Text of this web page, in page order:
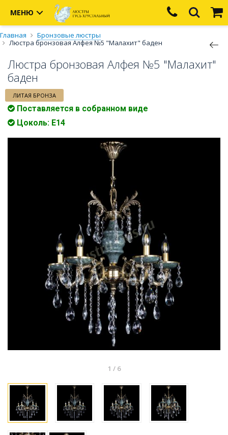
МЕНЮ
Главная
Бронзовые люстры
Люстра бронзовая Алфея №5 "Малахит" баден
Люстра бронзовая Алфея №5 "Малахит"
баден
ЛИТАЯ БРОНЗА
Поставляется в собранном виде
Цоколь: Е14
1 / 6